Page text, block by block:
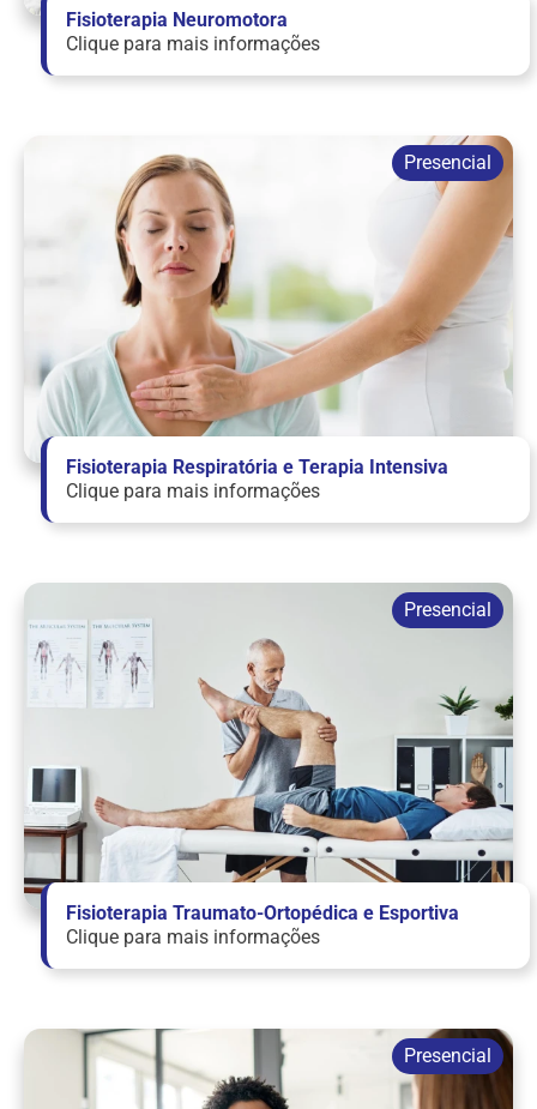
Fisioterapia Neuromotora
Clique para mais informações
Fisioterapia Respiratória e Terapia Intensiva
Clique para mais informações
Fisioterapia Traumato-Ortopédica e Esportiva
Clique para mais informações